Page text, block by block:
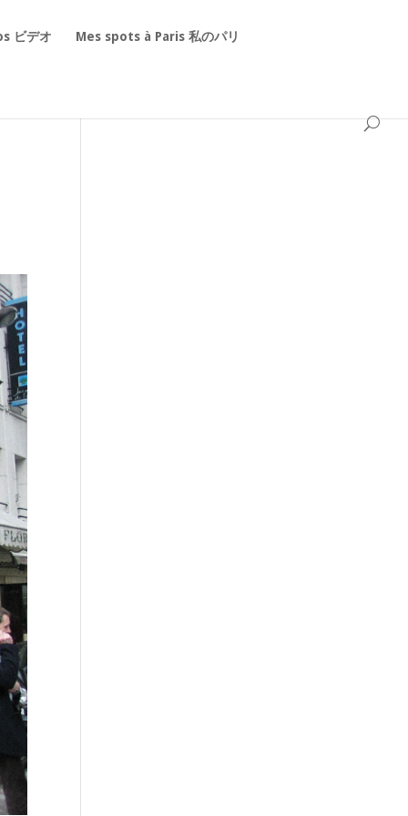
ビデオ Mes spots à Paris 私のパリ